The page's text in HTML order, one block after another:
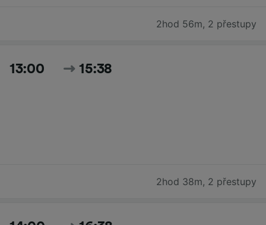
2hod 56m, 2 přestupy
13:00 15:38
2hod 38m, 2 přestupy